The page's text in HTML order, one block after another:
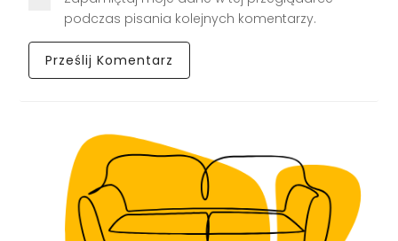
podczas pisania kolejnych komentarzy.